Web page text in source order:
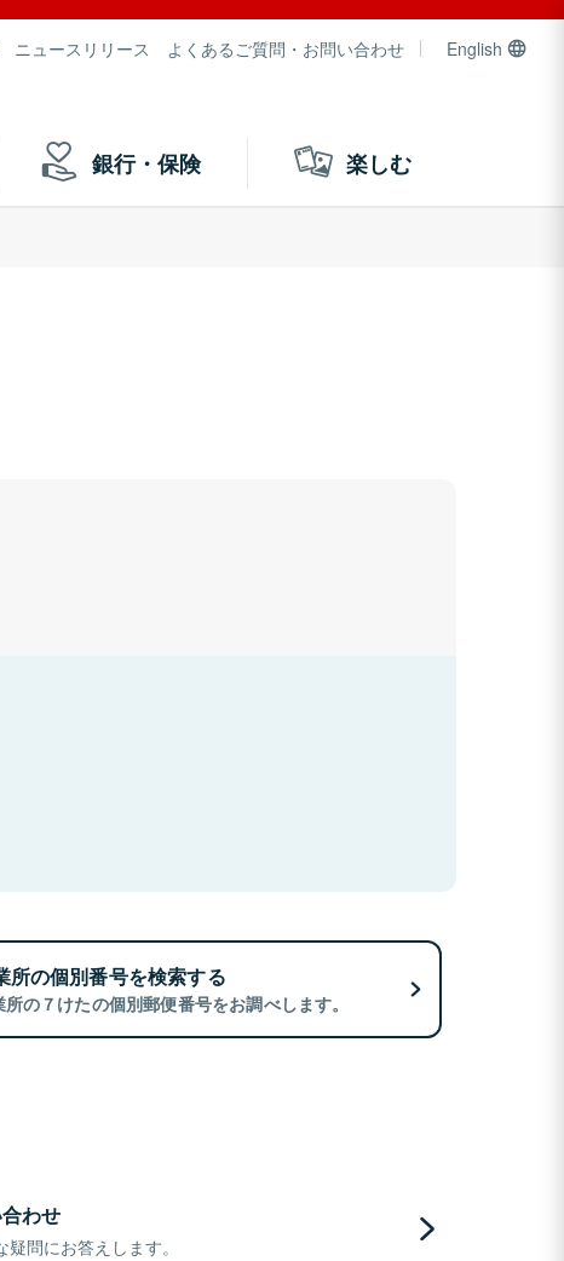
ニュースリリース よくあるご質問・お問い合わせ English
銀行・保険 楽しむ
所の個別番号を検索する
所の７けたの個別郵便番号をお調べします。
わせ
問にお答えします。